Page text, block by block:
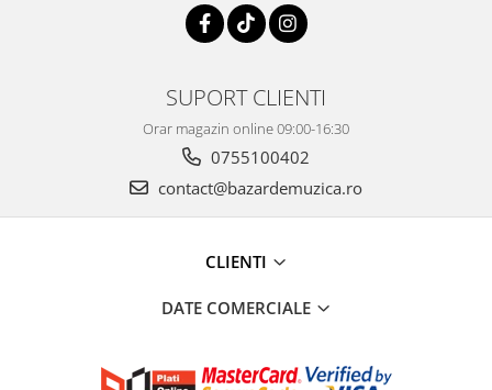
SUPORT CLIENTI
Orar magazin online 09:00-16:30
0755100402
contact@bazardemuzica.ro
CLIENTI
DATE COMERCIALE